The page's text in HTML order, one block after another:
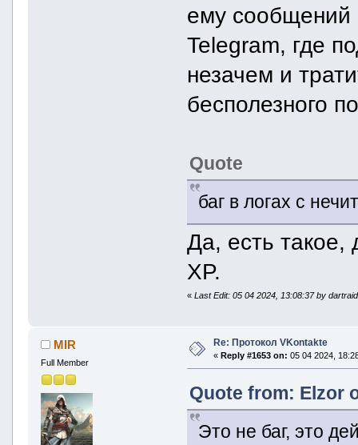
ему сообщений
Telegram, где
незачем и
бесполезного
Quote
баг в логах с
Да, есть такое,
XP.
«Last Edit: 05 04 2024, 13:08:37 by
MIR
Full Member
Re: Протокол VKontakte
« Reply #1653 on: 05 04 2024,
Quote from: Elzor
Это не баг, это